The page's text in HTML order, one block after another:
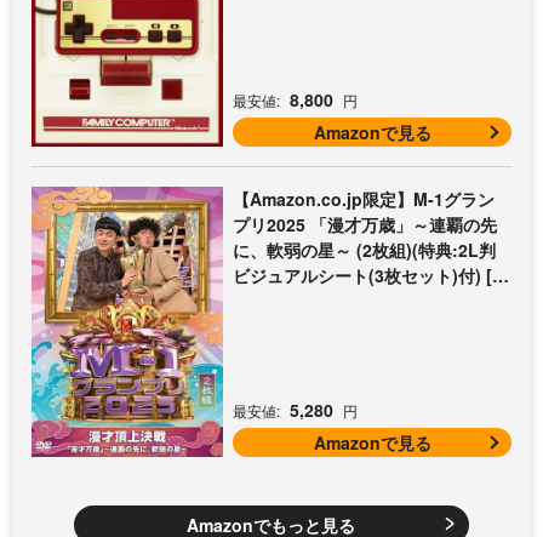
最安値: 8,800 円
Amazonで見る
【Amazon.co.jp限定】M-1グラン
プリ2025 「漫才万歳」～連覇の先
に、軟弱の星～ (2枚組)(特典:2L判
ビジュアルシート(3枚セット)付) [D
最安値: 5,280 円
Amazonで見る
Amazonでもっと見る